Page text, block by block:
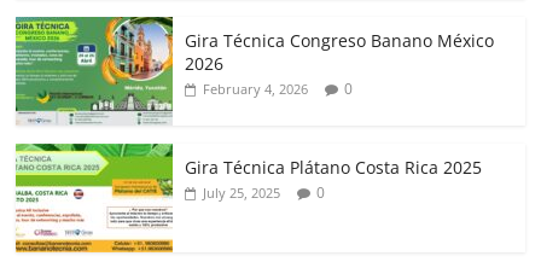
Gira Técnica Congreso Banano México
2026
February 4, 2026 0
Gira Técnica Plátano Costa Rica 2025
July 25, 2025 0